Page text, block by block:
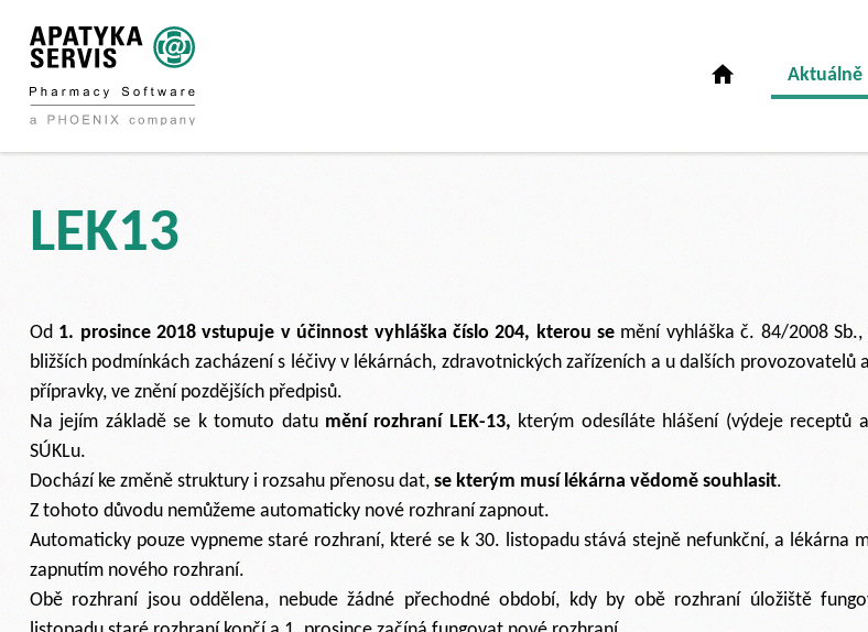
Aktuálně
LEK13
Od 1. prosince 2018 vstupuje v účinnost vyhláška číslo 204, kterou se mění vyhláška č. 84/2008
bližších podmínkách zacházení s léčivy v lékárnách, zdravotnických zařízeních a u dalších provozovatelů
přípravky, ve znění pozdějších předpisů.
Na jejím základě se k tomuto datumění rozhraní LEK-13, kterým odesíláte hlášení (výdeje receptů
SÚKLu.
Dochází ke změně struktury i rozsahu přenosu dat, se kterým musí lékárna vědomě souhlasit.
Z tohoto důvodu nemůžeme automaticky nové rozhraní zapnout.
Automaticky pouze vypneme staré rozhraní, které se k 30. listopadu stává stejně nefunkční, a lékárna
zapnutím nového rozhraní.
Obě rozhraní jsou oddělena, nebude žádné přechodné období, kdy by obě rozhraní úložiště